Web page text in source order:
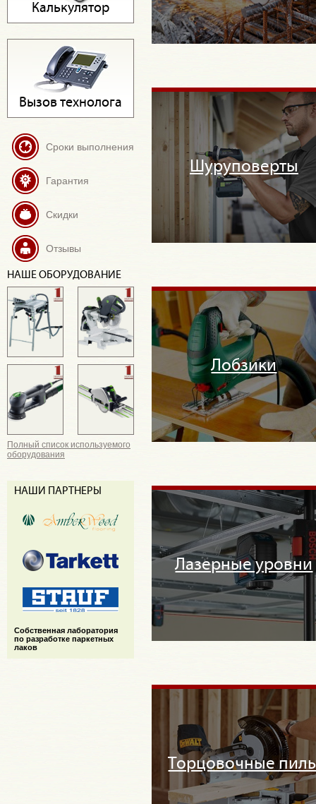
Калькулятор
Вызов технолога
Сроки выполнения
Гарантия
Скидки
Отзывы
НАШЕ ОБОРУДОВАНИЕ
Полный список используемого
оборудования
НАШИ ПАРТНЕРЫ
Cобственная лаборатория
по разработке паркетных
лаков
Шуруповерты
Лобзики
Лазерные уровни
Торцовочные